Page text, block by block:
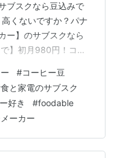
ブスクなら豆込みで
くないですか？パナ
ー】のサブスクなら
】初月980円！コー
名限定「飲み比べ
ーヒー豆代を含めた
金比較 毎月届く「京
ちカフェを充実 コー
A58の機能とお手
#コーヒー豆
食と家電のサブスク
好き #foodable
ーカー